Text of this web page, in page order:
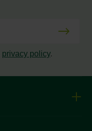
privacy policy.